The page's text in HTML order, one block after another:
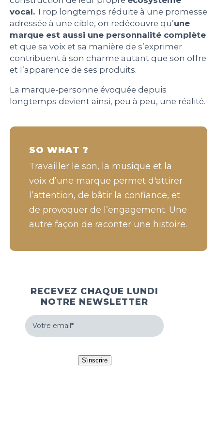
RECEVEZ CHAQUE LUNDI
NOTRE NEWSLETTER
Votre
email(Nécessaire)
S'inscrire
vocal. Trop longtemps réduite à une promesse
adressée à une cible, on redécouvre qu’une
marque est aussi une personnalité complète
et que sa voix et sa manière de s’exprimer
contribuent à son charme autant que son offre
et l’apparence de ses produits.
La marque-personne évoquée depuis
longtemps devient ainsi, peu à peu, une réalité.
SO WHAT ?
Travailler le son, la musique et la
voix d’une marque permet d'attirer
l’attention, de bâtir la confiance, et
de provoquer de l’engagement. Une
autre façon de raconter une histoire.